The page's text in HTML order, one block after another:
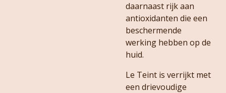
daarnaast rijk aan
antioxidanten die een
beschermende
werking hebben op de
huid.
Le Teint is verrijkt met
een drievoudige